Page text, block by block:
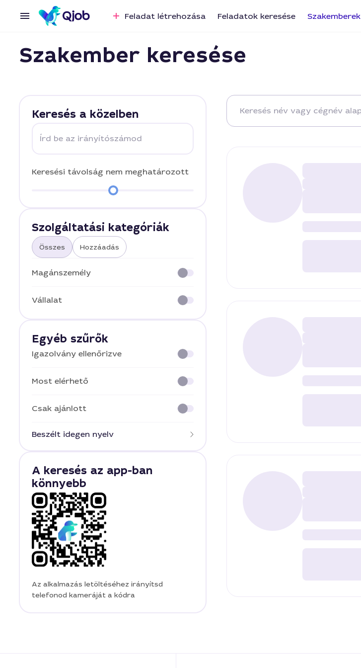
Feladat létrehozása Feladatok keresése Szakemberek
Szakember keresése
Keresés a közelben
Írd be az irányítószámod
Keresési távolság nem meghatározott
Szolgáltatási kategóriák
Összes Hozzáadás
Magánszemély
Vállalat
Egyéb szűrők
Igazolvány ellenőrizve
Most elérhető
Csak ajánlott
Beszélt idegen nyelv
A keresés az app-ban
könnyebb
Az alkalmazás letöltéséhez irányítsd
telefonod kameráját a kódra